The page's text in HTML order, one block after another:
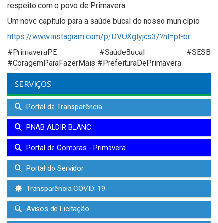
respeito com o povo de Primavera.
Um novo capítulo para a saúde bucal do nosso município.
https://www.instagram.com/p/DVOXglyjcs3/?hl=pt-br
#PrimaveraPE #SaúdeBucal #SESB
#CoragemParaFazerMais #PrefeituraDePrimavera
SERVIÇOS
Portal da Transparência
PNAB ALDIR BLANC
Portal de Compras - Primavera
Portal do Servidor
Transparência COVID-19
Avisos de Licitação